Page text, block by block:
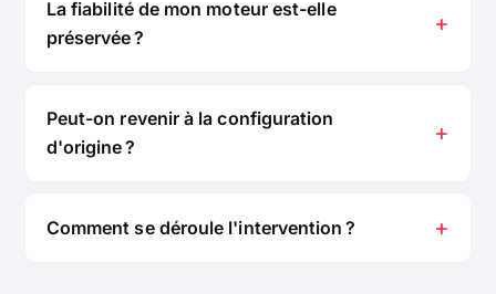
La fiabilité de mon moteur est-elle
préservée ?
Peut-on revenir à la configuration
d'origine ?
Comment se déroule l'intervention ?